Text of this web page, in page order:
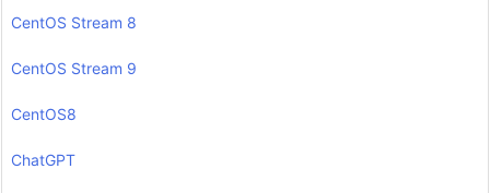
CentOS Stream 8
CentOS Stream 9
CentOS8
ChatGPT